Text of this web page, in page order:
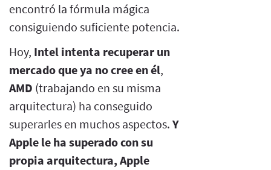
encontró la fórmula mágica
consiguiendo suficiente potencia.
Hoy, Intel intenta recuperar un
mercado que ya no cree en él,
AMD (trabajando en su misma
arquitectura) ha conseguido
superarles en muchos aspectos. Y
Apple le ha superado con su
propia arquitectura, Apple